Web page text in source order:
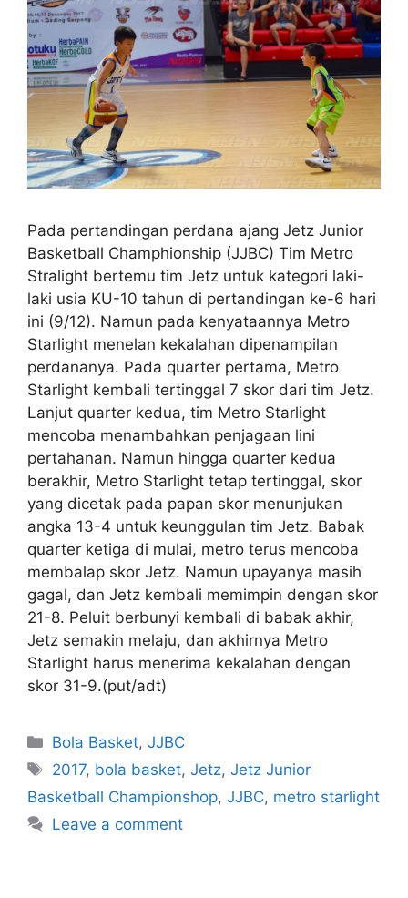
Pada pertandingan perdana ajang Jetz Junior
Basketball Champhionship (JJBC) Tim Metro
Stralight bertemu tim Jetz untuk kategori laki-
laki usia KU-10 tahun di pertandingan ke-6 hari
ini (9/12). Namun pada kenyataannya Metro
Starlight menelan kekalahan dipenampilan
perdananya. Pada quarter pertama, Metro
Starlight kembali tertinggal 7 skor dari tim Jetz.
Lanjut quarter kedua, tim Metro Starlight
mencoba menambahkan penjagaan lini
pertahanan. Namun hingga quarter kedua
berakhir, Metro Starlight tetap tertinggal, skor
yang dicetak pada papan skor menunjukan
angka 13-4 untuk keunggulan tim Jetz. Babak
quarter ketiga di mulai, metro terus mencoba
membalap skor Jetz. Namun upayanya masih
gagal, dan Jetz kembali memimpin dengan skor
21-8. Peluit berbunyi kembali di babak akhir,
Jetz semakin melaju, dan akhirnya Metro
Starlight harus menerima kekalahan dengan
skor 31-9.(put/adt)
Bola Basket,JJBC
2017, bola basket,Jetz,Jetz Junior
Basketball Championshop, JJBC, metro starlight
Leave a comment